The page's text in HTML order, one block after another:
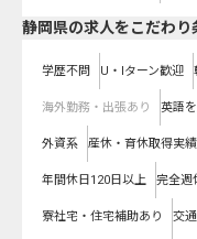
静岡県の求人をこだわり
学歴不問 U・Iターン歓迎
海外勤務・出張あり 英語
外資系 産休・育休取得実
年間休日120日以上 完全週
寮社宅・住宅補助あり 交